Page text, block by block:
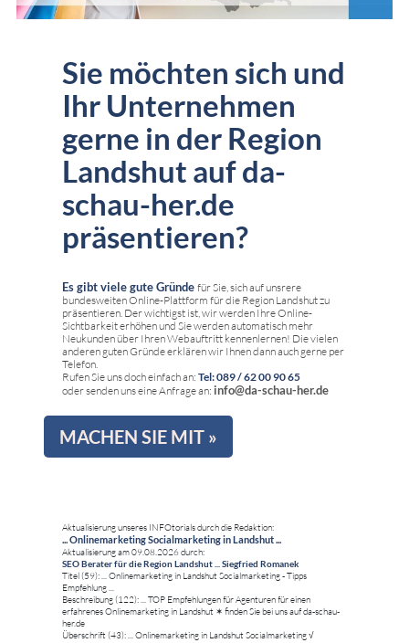
Sie möchten sich und
Ihr Unternehmen
gerne in der Region
Landshut auf da-
schau-her.de
präsentieren?
Es gibt viele gute Gründe für Sie, sich auf unsrere
bundesweiten Online-Plattform für die Region Landshut zu
präsentieren. Der wichtigst ist, wir werden Ihre Online-
Sichtbarkeit erhöhen und Sie werden automatisch mehr
Neukunden über Ihren Webauftritt kennenlernen! Die vielen
anderen guten Gründe erklären wir Ihnen dann auch gerne per
Telefon.
Rufen Sie uns doch einfach an: Tel: 089 / 62 00 90 65
oder senden uns eine Anfrage an: info@da-schau-her.de
MACHEN SIE MIT »
Aktualisierung unseres INFOtorials durch die Redaktion:
... Onlinemarketing Socialmarketing in Landshut ...
Aktualisierung am 09.08.2026 durch:
SEO Berater für die Region Landshut ... Siegfried Romanek
Titel (59): ... Onlinemarketing in Landshut Socialmarketing - Tipps
Empfehlung ...
Beschreibung (122): ... TOP Empfehlungen für Agenturen für einen
erfahrenes Onlinemarketing in Landshut ✶ finden Sie bei uns auf da-schau-
her.de
Überschrift (43): ... Onlinemarketing in Landshut Socialmarketing √